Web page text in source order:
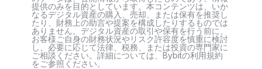
提供のみを目的としています。本コンテンツは、いか
なるデジタル資産の購入、売却、または保有を推奨し
たり、財務上の助言や提案を構成したりするものでは
ありません。デジタル資産の取引や保有を行う前に、
お客様ご自身の財務状況やリスク許容度を慎重に検討
し、必要に応じて法律、税務、または投資の専門家に
ご相談ください。詳細については、Bybitの利用規約
をご参照ください。